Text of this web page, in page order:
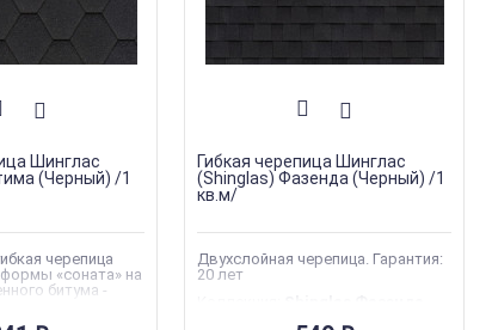
Шинглас
(Черный) /1
черепица
«соната» на
битума -
Гибкая черепица Шинглас
(Shinglas) Фазенда (Черный) /1
кв.м/
Двухслойная черепица. Гарантия:
20 лет